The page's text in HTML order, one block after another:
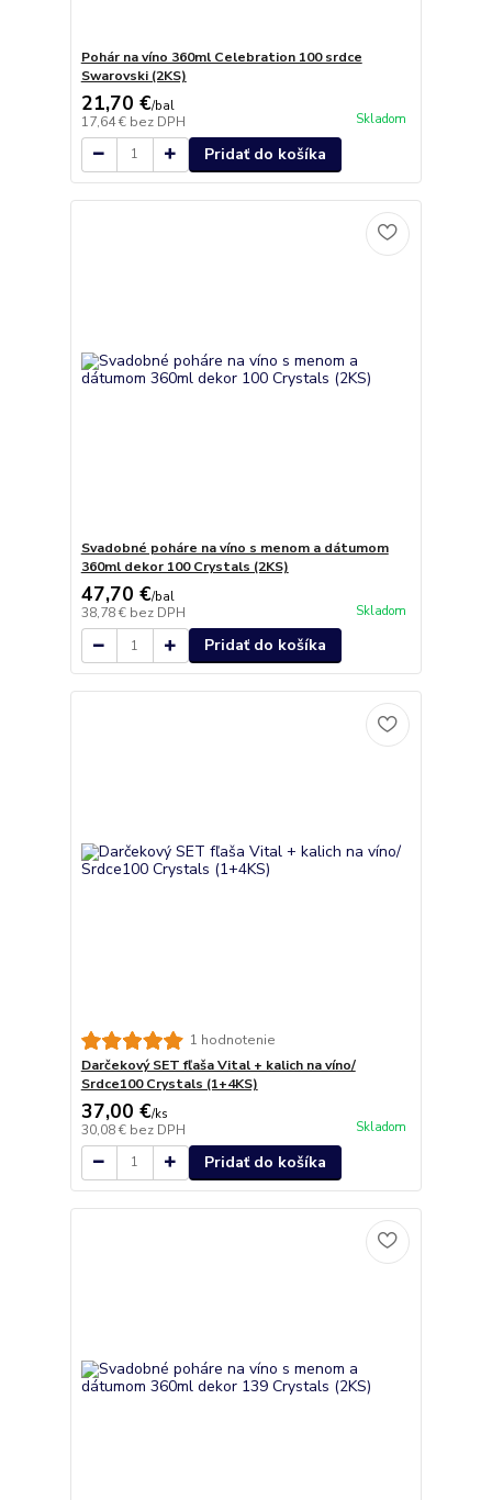
Pohár na víno 360ml Celebration 100 srdce
Swarovski (2KS)
21,70 €/bal
17,64 € bez DPH Skladom
Pridať do košíka
Svadobné poháre na víno s menom a dátumom
360ml dekor 100 Crystals (2KS)
47,70 €/bal
38,78 € bez DPH Skladom
Pridať do košíka
1 hodnotenie
Darčekový SET fľaša Vital + kalich na víno/
Srdce100 Crystals (1+4KS)
37,00 €/ks
30,08 € bez DPH Skladom
Pridať do košíka